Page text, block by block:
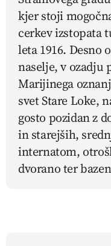
kjer stoji
cerkev izstopata
leta 1916. Desno
naselje, v ozadju
Marijinega
svet Stare Loke,
gosto pozidan z
in starejših,
internatom,
dvorano ter